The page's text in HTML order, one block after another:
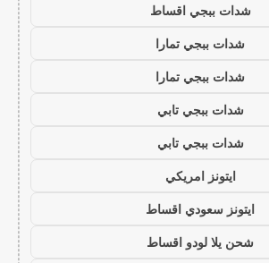
شدات ببجي اقساط
شدات ببجي تمارا
شدات ببجي تمارا
شدات ببجي تابي
شدات ببجي تابي
ايتونز امريكي
ايتونز سعودي اقساط
شحن يلا لودو اقساط